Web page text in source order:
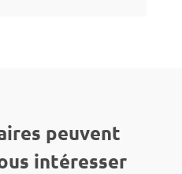
peuvent
intéresser